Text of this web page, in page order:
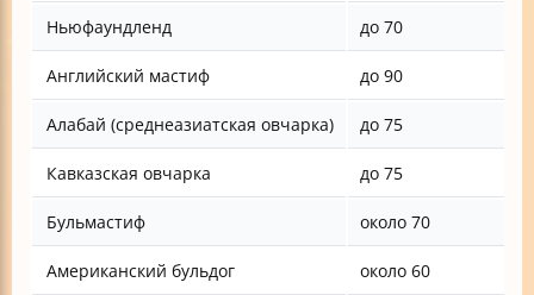
Ньюфаундленд до 70
Английский мастиф до 90
Алабай (среднеазиатская овчарка) до 75
Кавказская овчарка до 75
Бульмастиф около 70
Американский бульдог около 60